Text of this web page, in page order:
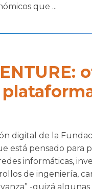
que ...
digital de la
está pensado para
informáticas,
de ingeniería,
-quizá